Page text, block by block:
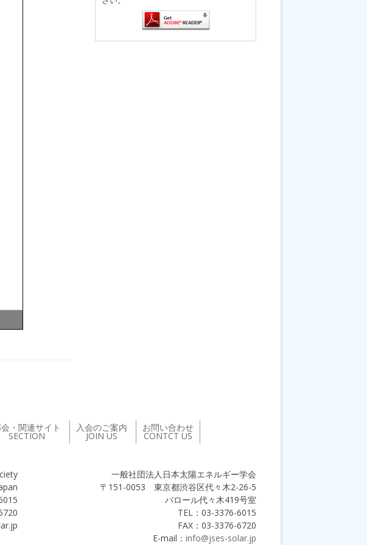
・関連サイト
SECTION
入会のご案内
JOIN US
お問い合わせ
CONTCT US
一般社団法人日本太陽エネルギー学会
〒151-0053 東京都渋谷区代々木2-26-5
バロール代々木419号室
TEL：03-3376-6015
FAX：03-3376-6720
E-mail： info@jses-solar.jp